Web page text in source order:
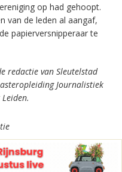
op had gehoopt.
van de leden al aangaf,
papierversnipperaar te
redactie van Sleutelstad
Journalistiek